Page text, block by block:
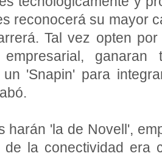
reconocerá su mayor
Tal vez opten
ganaran
'Snapin' para
harán 'la de Novell',
la conectividad era